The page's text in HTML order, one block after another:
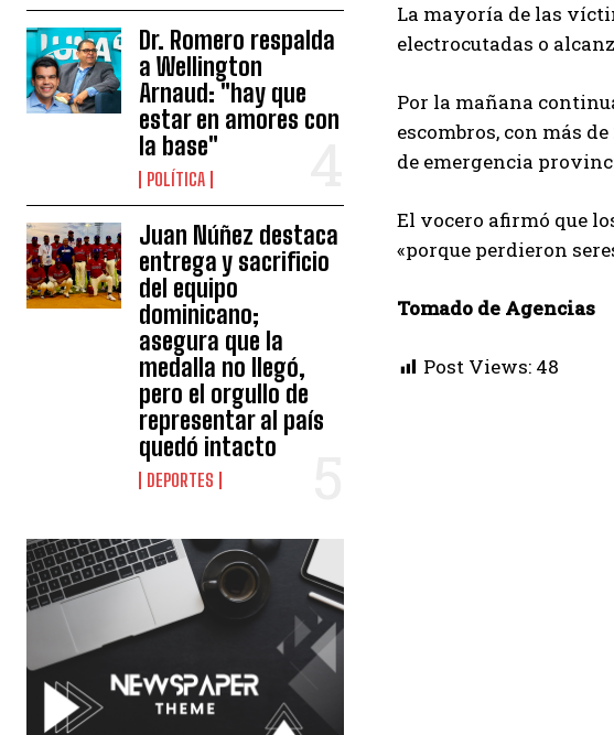
Dr. Romero respalda
a Wellington
Arnaud: "hay que
estar en amores con
la base"
POLÍTICA
Juan Núñez destaca
entrega y sacrificio
del equipo
dominicano;
asegura que la
medalla no llegó,
pero el orgullo de
representar al país
quedó intacto
DEPORTES
La mayoría de las
electrocutadas o
Por la mañana
escombros, con más
de emergencia
El vocero afirmó que
«porque perdieron
Tomado de Agencias
Post Views: 48